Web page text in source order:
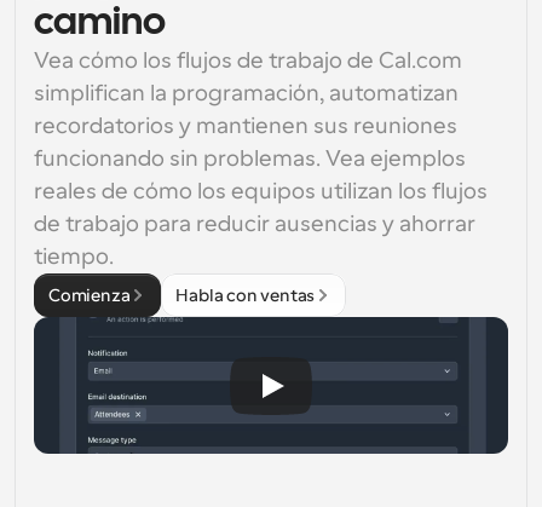
camino
Vea cómo los flujos de trabajo de Cal.com
simplifican la programación, automatizan
recordatorios y mantienen sus reuniones
funcionando sin problemas. Vea ejemplos
reales de cómo los equipos utilizan los flujos
de trabajo para reducir ausencias y ahorrar
tiempo.
Comienza Habla con ventas